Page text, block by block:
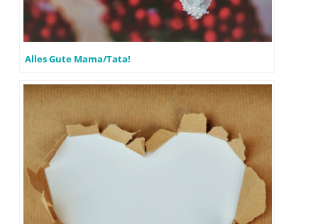
Alles Gute Mama/Tata!